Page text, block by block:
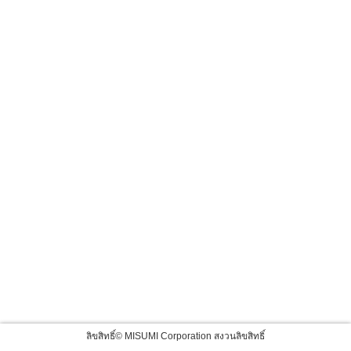
ลิขสิทธิ์© MISUMI Corporation สงวนลิขสิทธิ์